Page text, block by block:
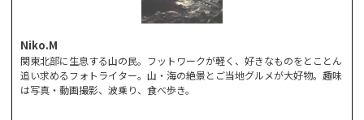
Niko.M
関東北部に生息する山の民。フットワークが軽く、好きなものをとことん
追い求めるフォトライター。山・海の絶景とご当地グルメが大好物。趣味
は写真・動画撮影、波乗り、食べ歩き。